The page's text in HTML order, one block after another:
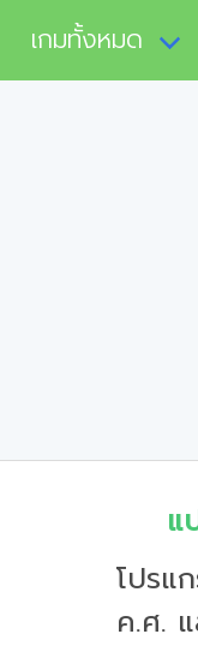
เกมทั้งหมด
แ
โปรแ
ค.ศ.